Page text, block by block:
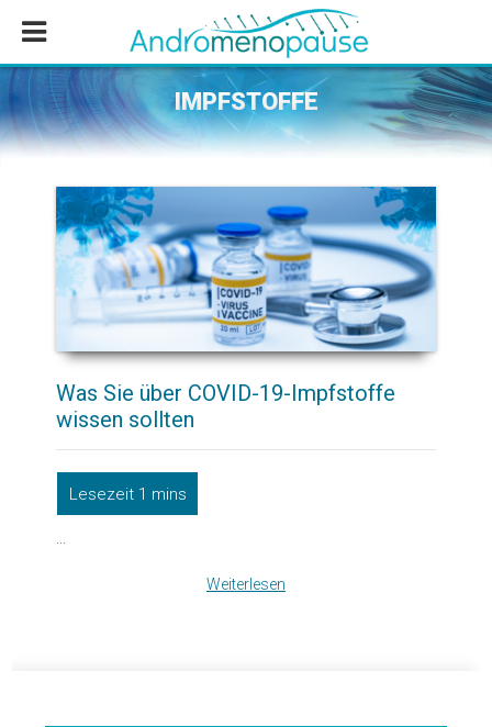
Inhalt
springen
Seitenspalte
springen
Fußzeile
springen
IMPFSTOFFE
Was Sie über COVID-19-Impfstoffe
wissen sollten
Weiterlesen